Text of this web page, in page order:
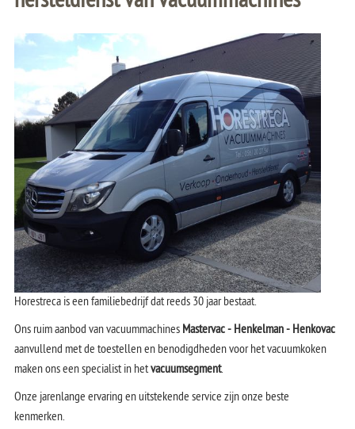
Horestreca is een familiebedrijf dat reeds 30 jaar bestaat.
Ons ruim aanbod van vacuummachinesMastervac - Henkelman - Henkovac
aanvullend met de toestellen en benodigdheden voor het vacuumkoken
maken ons een specialist in hetvacuumsegment.
Onze jarenlange ervaring en uitstekende service zijn onze beste
kenmerken.